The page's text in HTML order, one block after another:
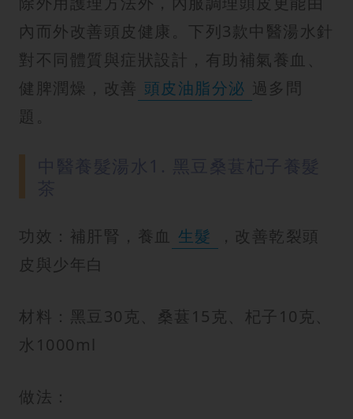
內而外改善頭皮健康。下列3款中醫湯水針
對不同體質與症狀設計，有助補氣養血、
健脾潤燥，改善 頭皮油脂分泌 過多問
題。
功效：補肝腎，養血 生髮
，改善乾裂頭
皮與少年白
材料：黑豆30克、桑葚15克、杞子10克、
水1000ml
做法：